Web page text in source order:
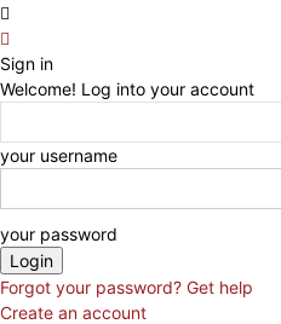
Sign in
Welcome! Log into your account
your username
your password
Forgot your password? Get help
Create an account